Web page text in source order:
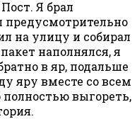
Я брал
предусмотрительно
на улицу и собирал
наполнялся, я
в яр, подальше
яру вместе со всем
выгореть,